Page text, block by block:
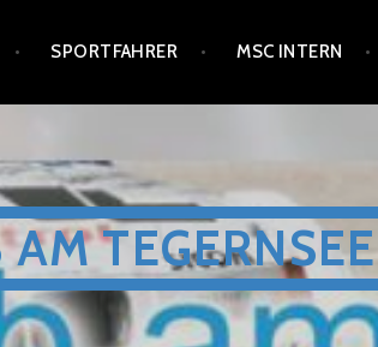
SPORTFAHRER MSC INTERN
TEGERNSEE